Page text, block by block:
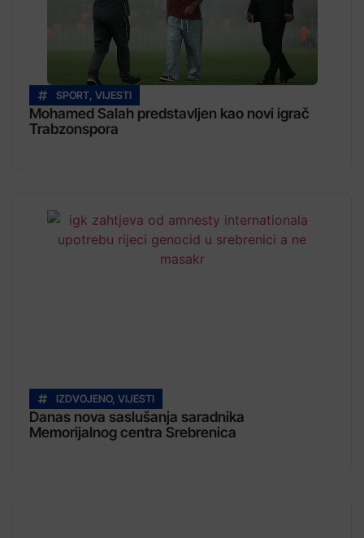
SPORT VIJESTI
Mohamed Salah predstavljen kao novi igrač
Trabzonspora
IZDVOJENO, VIJESTI
Danas nova saslušanja saradnika
Memorijalnog centra Srebrenica